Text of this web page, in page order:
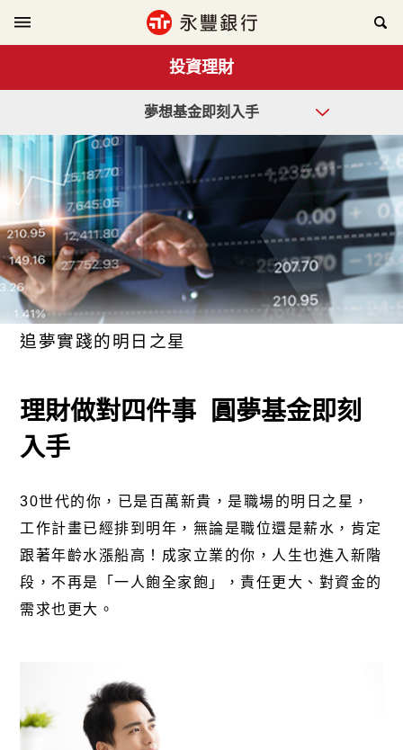
投資理財
夢想基金即刻入手
追夢實踐的明日之星
理財做對四件事 圓夢基金即刻
入手
30世代的你，已是百萬新貴，是職場的明日之星，
工作計畫已經排到明年，無論是職位還是薪水，肯定
跟著年齡水漲船高！成家立業的你，人生也進入新階
段，不再是「一人飽全家飽」，責任更大、對資金的
需求也更大。